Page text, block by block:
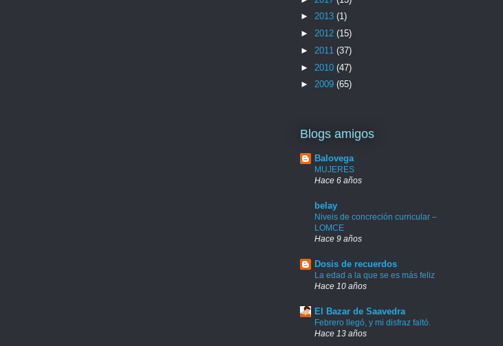
► 2013 (1)
► 2012 (15)
► 2011 (37)
► 2010 (47)
► 2009 (65)
Blogs amigos
Balovega
MUJERES
Hace 6 años
belay
Niveis de concreción curricular –
LOMCE
Hace 9 años
Dosis de recuerdos
La edad a la que se es más feliz
Hace 10 años
El Bazar de Saavedra
Febrero llegó, y mi disfraz faltó.
Hace 13 años